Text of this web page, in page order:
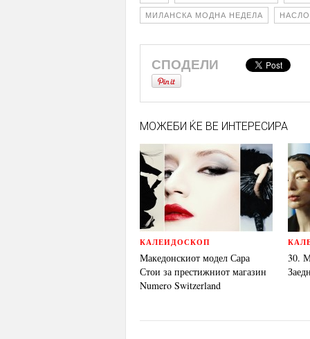
МИЛАНСКА МОДНА НЕДЕЛА
СПОДЕЛИ
МОЖЕБИ ЌЕ ВЕ ИНТЕРЕСИРА
КАЛЕИДОСКОП
Македонскиот модел Сара
Стои за престижниот магазин
Numero Switzerland
30.